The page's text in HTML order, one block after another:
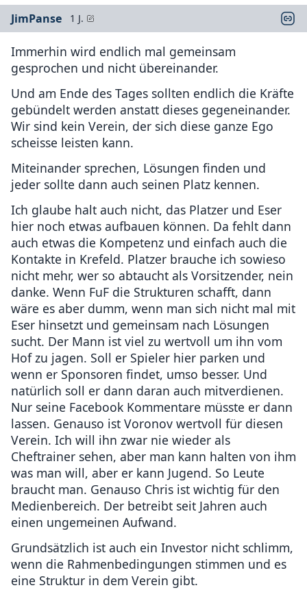
JimPanse 1 J.
Immerhin wird endlich mal gemeinsam
gesprochen und nicht übereinander.
Und am Ende des Tages sollten endlich die Kräfte
gebündelt werden anstatt dieses gegeneinander.
Wir sind kein Verein, der sich diese ganze Ego
scheisse leisten kann.
Miteinander sprechen, Lösungen finden und
jeder sollte dann auch seinen Platz kennen.
Ich glaube halt auch nicht, das Platzer und Eser
hier noch etwas aufbauen können. Da fehlt dann
auch etwas die Kompetenz und einfach auch die
Kontakte in Krefeld. Platzer brauche ich sowieso
nicht mehr, wer so abtaucht als Vorsitzender, nein
danke. Wenn FuF die Strukturen schafft, dann
wäre es aber dumm, wenn man sich nicht mal mit
Eser hinsetzt und gemeinsam nach Lösungen
sucht. Der Mann ist viel zu wertvoll um ihn vom
Hof zu jagen. Soll er Spieler hier parken und
wenn er Sponsoren findet, umso besser. Und
natürlich soll er dann daran auch mitverdienen.
Nur seine Facebook Kommentare müsste er dann
lassen. Genauso ist Voronov wertvoll für diesen
Verein. Ich will ihn zwar nie wieder als
Cheftrainer sehen, aber man kann halten von ihm
was man will, aber er kann Jugend. So Leute
braucht man. Genauso Chris ist wichtig für den
Medienbereich. Der betreibt seit Jahren auch
einen ungemeinen Aufwand.
Grundsätzlich ist auch ein Investor nicht schlimm,
wenn die Rahmenbedingungen stimmen und es
eine Struktur in dem Verein gibt.